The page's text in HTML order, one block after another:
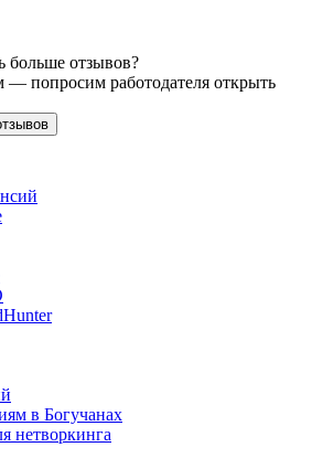
больше отзывов?
— попросим работодателя открыть
в Богучанах
нетворкинга